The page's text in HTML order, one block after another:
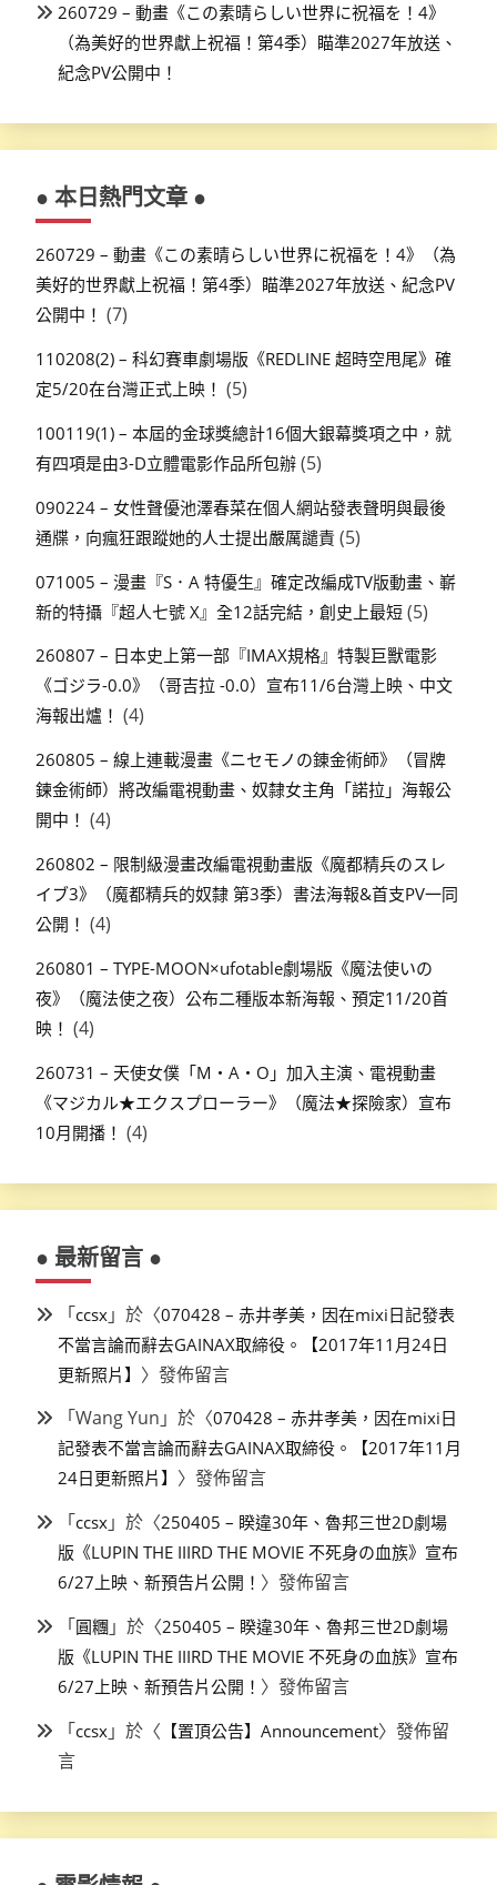
260729 – 動畫《この素晴らしい世界に祝福を！4》
（為美好的世界獻上祝福！第4季）瞄準2027年放送、
紀念PV公開中！
● 本日熱門文章 ●
260729 – 動畫《この素晴らしい世界に祝福を！4》（為
美好的世界獻上祝福！第4季）瞄準2027年放送、紀念PV
公開中！ (7)
110208(2) – 科幻賽車劇場版《REDLINE 超時空甩尾》確
定5/20在台灣正式上映！ (5)
100119(1) – 本屆的金球獎總計16個大銀幕獎項之中，就
有四項是由3-D立體電影作品所包辦 (5)
090224 – 女性聲優池澤春菜在個人網站發表聲明與最後
通牒，向瘋狂跟蹤她的人士提出嚴厲譴責 (5)
071005 – 漫畫『S．A 特優生』確定改編成TV版動畫、嶄
新的特攝『超人七號 X』全12話完結，創史上最短 (5)
260807 – 日本史上第一部『IMAX規格』特製巨獸電影
《ゴジラ-0.0》（哥吉拉 -0.0）宣布11/6台灣上映、中文
海報出爐！ (4)
260805 – 線上連載漫畫《ニセモノの錬金術師》（冒牌
鍊金術師）將改編電視動畫、奴隸女主角「諾拉」海報公
開中！ (4)
260802 – 限制級漫畫改編電視動畫版《魔都精兵のスレ
イブ3》（魔都精兵的奴隸 第3季）書法海報&首支PV一同
公開！ (4)
260801 – TYPE-MOON×ufotable劇場版《魔法使いの
夜》（魔法使之夜）公布二種版本新海報、預定11/20首
映！ (4)
260731 – 天使女僕「M・A・O」加入主演、電視動畫
《マジカル★エクスプローラー》（魔法★探險家）宣布
10月開播！ (4)
● 最新留言 ●
「ccsx 」於〈070428 – 赤井孝美，因在mixi日記發表
不當言論而辭去GAINAX取締役。【2017年11月24日
更新照片】 〉發佈留言
「Wang Yun 」於〈070428 – 赤井孝美，因在mixi日
記發表不當言論而辭去GAINAX取締役。【2017年11月
24日更新照片】 〉發佈留言
「ccsx 」於〈250405 – 睽違30年、魯邦三世2D劇場
版《LUPIN THE IIIRD THE MOVIE 不死身の血族》宣布
6/27上映、新預告片公開！ 〉發佈留言
「圓糰 」於〈250405 – 睽違30年、魯邦三世2D劇場
版《LUPIN THE IIIRD THE MOVIE 不死身の血族》宣布
6/27上映、新預告片公開！ 〉發佈留言
「ccsx 」於〈 【置頂公告】Announcement〉發佈留
言